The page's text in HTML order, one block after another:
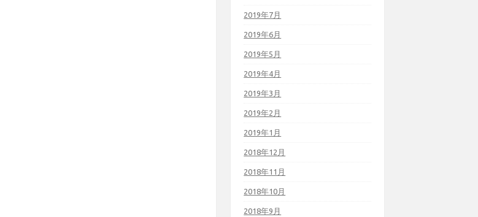
2019年7月
2019年6月
2019年5月
2019年4月
2019年3月
2019年2月
2019年1月
2018年12月
2018年11月
2018年10月
2018年9月